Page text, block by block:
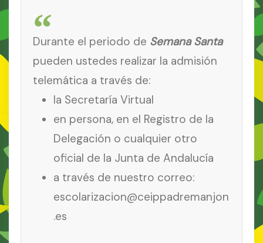
Durante el periodo de Semana Santa
pueden ustedes realizar la admisión
telemática a través de:
la Secretaría Virtual
en persona, en el Registro de la
Delegación o cualquier otro
oficial de la Junta de Andalucía
a través de nuestro correo:
escolarizacion@ceippadremanjon
.es